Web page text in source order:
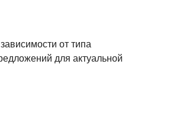
от типа
для актуальной